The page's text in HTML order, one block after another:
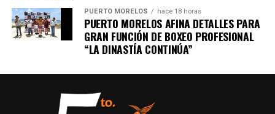
PUERTO MORELOS hace 18 horas
PUERTO MORELOS AFINA DETALLES PARA
GRAN FUNCIÓN DE BOXEO PROFESIONAL
“LA DINASTÍA CONTINÚA”